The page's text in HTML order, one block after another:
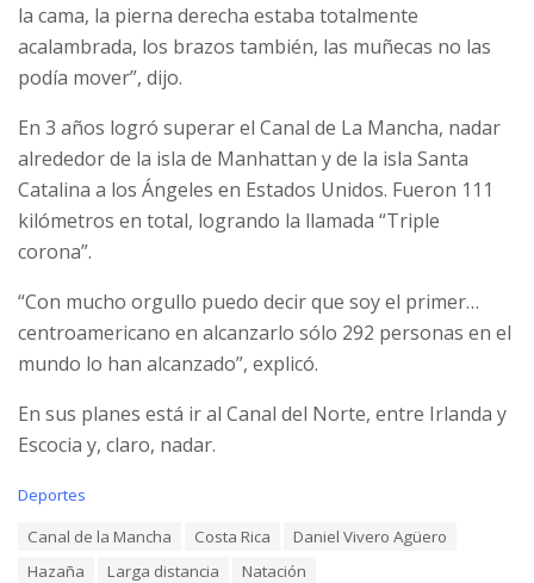
la cama, la pierna derecha estaba totalmente
acalambrada, los brazos también, las muñecas no las
podía mover”, dijo.
En 3 años logró superar el Canal de La Mancha, nadar
alrededor de la isla de Manhattan y de la isla Santa
Catalina a los Ángeles en Estados Unidos. Fueron 111
kilómetros en total, logrando la llamada “Triple
corona”.
“Con mucho orgullo puedo decir que soy el primer…
centroamericano en alcanzarlo sólo 292 personas en el
mundo lo han alcanzado”, explicó.
En sus planes está ir al Canal del Norte, entre Irlanda y
Escocia y, claro, nadar.
C
Deportes
Canal de la Mancha Costa Rica
Daniel Vivero Agüero
Hazaña
Larga distancia Natación